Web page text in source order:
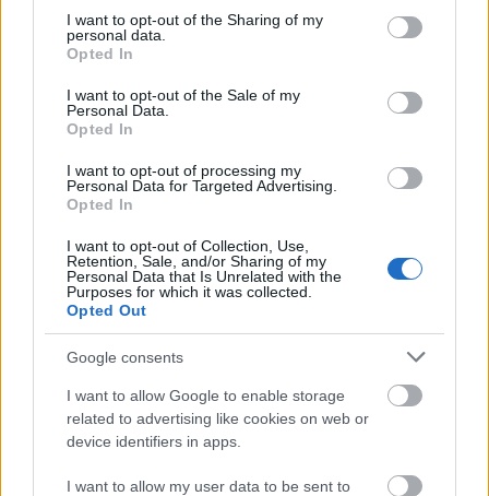
not limited to your visit or usage behaviour. You may click to
grant or deny consent to Google and its third-party tags to
use your data for below specified purposes in below Google
consent section.
I want to opt-out of the Sharing of my
personal data.
Opted In
I want to opt-out of the Sale of my
Personal Data.
Opted In
I want to opt-out of processing my
Personal Data for Targeted Advertising.
Opted In
I want to opt-out of Collection, Use,
Retention, Sale, and/or Sharing of my
Personal Data that Is Unrelated with the
Purposes for which it was collected.
Opted Out
Google consents
I want to allow Google to enable storage
related to advertising like cookies on web or
device identifiers in apps.
I want to allow my user data to be sent to
Búvártársaimnak pedig azt üzenem: ha merülés
közben látsz egy műanyag hulladékot, fogd meg és
parton sétálsz és hulladékot látsz, vidd el a
legközelebbi kukáig. Lehet, hogy egy ilyen kis tettel